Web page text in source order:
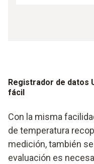
Registrador de datos
fácil
Con la misma
de temperatura
medición, también
evaluación es